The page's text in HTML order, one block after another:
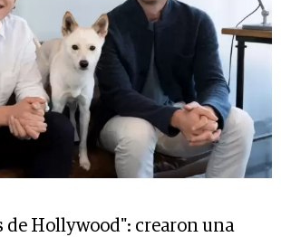
de Hollywood": crearon una